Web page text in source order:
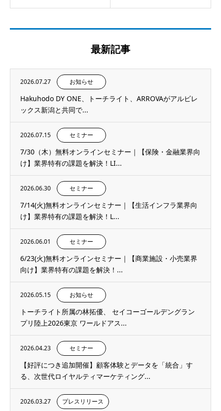
最新記事
2026.07.27 お知らせ
Hakuhodo DY ONE、トーチライト、ARROVAがアルビレ
ックス新潟と共同で...
2026.07.15 セミナー
7/30（木）無料オンラインセミナー｜【保険・金融業界向
け】業界特有の課題を解決！LI...
2026.06.30 セミナー
7/14(火)無料オンラインセミナー｜【生活インフラ業界向
け】業界特有の課題を解決！L...
2026.06.01 セミナー
6/23(火)無料オンラインセミナー｜【商業施設・小売業界
向け】業界特有の課題を解決！...
2026.05.15 お知らせ
トーチライト所属の林拓優、 セイコーゴールデングラン
プリ陸上2026東京 ワールドアス...
2026.04.23 セミナー
【好評につき追加開催】顧客体験とデータを「統合」す
る、次世代ロイヤルティマーケティング...
2026.03.27 プレスリリース